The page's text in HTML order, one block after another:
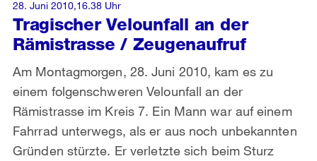
Tragischer Velounfall an der
Rämistrasse / Zeugenaufruf
Am Montagmorgen, 28. Juni 2010, kam es zu
einem folgenschweren Velounfall an der
Rämistrasse im Kreis 7. Ein Mann war auf einem
Fahrrad unterwegs, als er aus noch unbekannten
Gründen stürzte. Er verletzte sich beim Sturz
28. Juni 2010,16.38 Uhr